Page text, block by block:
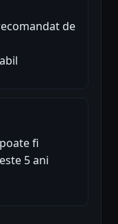
de
fi
5 ani